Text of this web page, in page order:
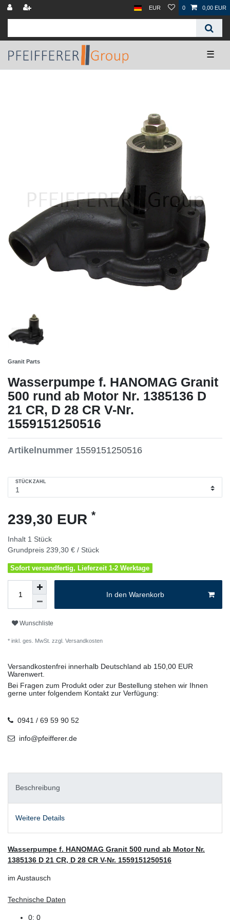
EUR 0 0,00 EUR
☰
Granit Parts
Wasserpumpe f. HANOMAG Granit
500 rund ab Motor Nr. 1385136 D
21 CR, D 28 CR V-Nr.
1559151250516
Artikelnummer 1559151250516
STÜCKZAHL
239,30 EUR *
Inhalt 1 Stück
Grundpreis 239,30 € / Stück
Sofort versandfertig, Lieferzeit 1-2 Werktage
In den Warenkorb
Wunschliste
* inkl. ges. MwSt. zzgl. Versandkosten
Versandkostenfrei innerhalb Deutschland ab 150,00 EUR
Warenwert.
Bei Fragen zum Produkt oder zur Bestellung stehen wir Ihnen
gerne unter folgendem Kontakt zur Verfügung:
0941 / 69 59 90 52
info@pfeifferer.de
Beschreibung
Weitere Details
Wasserpumpe f. HANOMAG Granit 500 rund ab Motor Nr.
1385136 D 21 CR, D 28 CR V-Nr. 1559151250516
im Austausch
Technische Daten
0: 0